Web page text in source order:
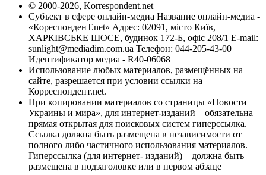
© 2000-2026, Korrespondent.net
Субъект в сфере онлайн-медиа Название онлайн-медиа -
«КореспонденТ.net» Адрес: 02091, місто Київ,
ХАРКІВСЬКЕ ШОСЕ, будинок 172-Б, офіс 208/1 E-mail:
sunlight@mediadim.com.ua Телефон: 044-205-43-00
Идентификатор медиа - R40-06068
Использование любых материалов, размещённых на
сайте, разрешается при условии ссылки на
Корреспондент.net.
При копировании материалов со страницы «Новости
Украины и мира», для интернет-изданий – обязательна
прямая открытая для поисковых систем гиперссылка.
Ссылка должна быть размещена в независимости от
полного либо частичного использования материалов.
Гиперссылка (для интернет- изданий) – должна быть
размещена в подзаголовке или в первом абзаце